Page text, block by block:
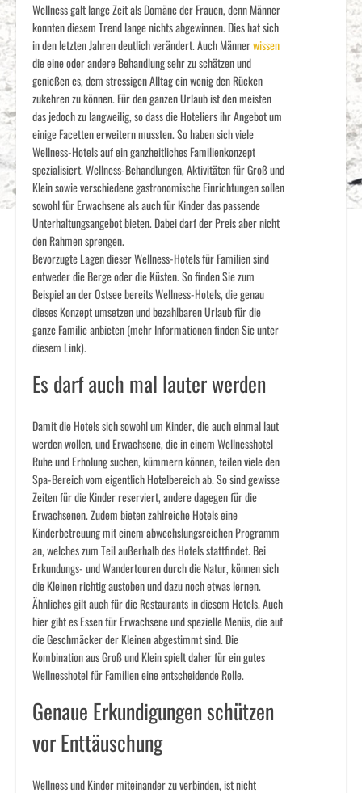
Wellness galt lange Zeit als Domäne der Frauen, denn Männer
konnten diesem Trend lange nichts abgewinnen. Dies hat sich
in den letzten Jahren deutlich verändert. Auch Männerwissen
die eine oder andere Behandlung sehr zu schätzen und
genießen es, dem stressigen Alltag ein wenig den Rücken
zukehren zu können. Für den ganzen Urlaub ist den meisten
das jedoch zu langweilig, so dass die Hoteliers ihr Angebot um
einige Facetten erweitern mussten. So haben sich viele
Wellness-Hotels auf ein ganzheitliches Familienkonzept
spezialisiert. Wellness-Behandlungen, Aktivitäten für Groß und
Klein sowie verschiedene gastronomische Einrichtungen sollen
sowohl für Erwachsene als auch für Kinder das passende
Unterhaltungsangebot bieten. Dabei darf der Preis aber nicht
den Rahmen sprengen.
Bevorzugte Lagen dieser Wellness-Hotels für Familien sind
entweder die Berge oder die Küsten. So finden Sie zum
Beispiel an der Ostsee bereits Wellness-Hotels, die genau
dieses Konzept umsetzen und bezahlbaren Urlaub für die
ganze Familie anbieten (mehr Informationen finden Sie unter
diesem Link).
Es darf auch mal lauter werden
Damit die Hotels sich sowohl um Kinder, die auch einmal laut
werden wollen, und Erwachsene, die in einem Wellnesshotel
Ruhe und Erholung suchen, kümmern können, teilen viele den
Spa-Bereich vom eigentlich Hotelbereich ab. So sind gewisse
Zeiten für die Kinder reserviert, andere dagegen für die
Erwachsenen. Zudem bieten zahlreiche Hotels eine
Kinderbetreuung mit einem abwechslungsreichen Programm
an, welches zum Teil außerhalb des Hotels stattfindet. Bei
Erkundungs- und Wandertouren durch die Natur, können sich
die Kleinen richtig austoben und dazu noch etwas lernen.
Ähnliches gilt auch für die Restaurants in diesem Hotels. Auch
hier gibt es Essen für Erwachsene und spezielle Menüs, die auf
die Geschmäcker der Kleinen abgestimmt sind. Die
Kombination aus Groß und Klein spielt daher für ein gutes
Wellnesshotel für Familien eine entscheidende Rolle.
Genaue Erkundigungen schützen
vor Enttäuschung
Wellness und Kinder miteinander zu verbinden, ist nicht